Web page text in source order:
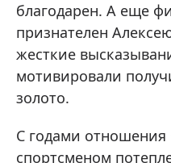
благодарен. А еще
признателен
жесткие
мотивировали
золото.
С годами
спортсменом